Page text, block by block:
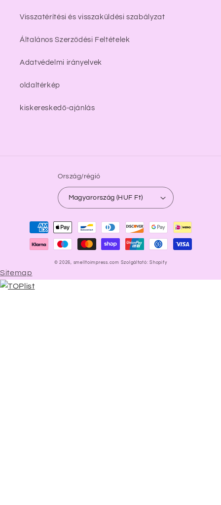
Visszatérítési és visszaküldési szabályzat
Általános Szerződési Feltételek
Adatvédelmi irányelvek
oldaltérkép
kiskereskedő-ajánlás
Ország/régió
Magyarország (HUF Ft)
Fizetési
módok
© 2026, smelltoimpress.com Szolgáltató: Shopify
Sitemap